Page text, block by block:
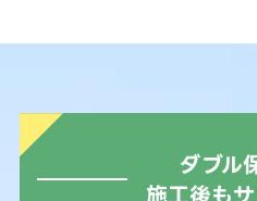
ダブル
施工後もサ